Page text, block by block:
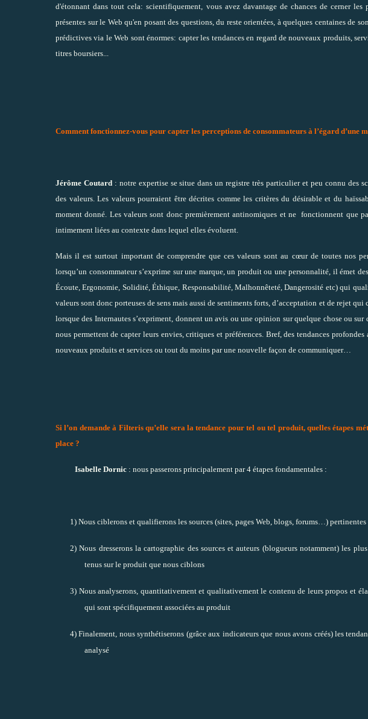
d'étonnant dans tout cela: scientifiquement, vous avez davantage de chances de cerner
présentes sur le Web qu'en posant des questions, du reste orientées, à quelques centaines de
prédictives via le Web sont énormes: capter les tendances en regard de nouveaux produits,
titres boursiers...
Comment fonctionnez-vous pour capter les perceptions de consommateurs à l’égard d’une
Jérôme Coutard: notre expertise se situe dans un registre très particulier et peu connu des
des valeurs. Les valeurs pourraient être décrites comme les critères du désirable et du
moment donné. Les valeurs sont donc premièrement antinomiques et ne fonctionnent que
intimement liées au contexte dans lequel elles évoluent.
Mais il est surtout important de comprendre que ces valeurs sont au cœur de toutes nos
lorsqu’un consommateur s’exprime sur une marque, un produit ou une personnalité, il émet
Écoute, Ergonomie, Solidité, Éthique, Responsabilité, Malhonnêteté, Dangerosité etc) qui
valeurs sont donc porteuses de sens mais aussi de sentiments forts, d’acceptation et de rejet
lorsque des Internautes s’expriment, donnent un avis ou une opinion sur quelque chose ou
nous permettent de capter leurs envies, critiques et préférences. Bref, des tendances
nouveaux produits et services ou tout du moins par une nouvelle façon de communiquer…
Si l’on demande à Filteris qu’elle sera la tendance pour tel ou tel produit, quelles étapes
place ?
Isabelle Dornic : nous passerons principalement par 4 étapes fondamentales :
1) Nous ciblerons et qualifierons les sources (sites, pages Web, blogs, forums…)
2) Nous dresserons la cartographie des sources et auteurs (blogueurs notamment) les
tenus sur le produit que nous ciblons
3) Nous analyserons, quantitativement et qualitativement le contenu de leurs propos et
qui sont spécifiquement associées au produit
4) Finalement, nous synthétiserons (grâce aux indicateurs que nous avons créés) les
analysé